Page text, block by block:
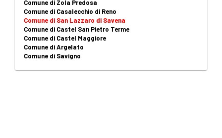
Comune di Zola Predosa
Comune di Casalecchio di Reno
Comune di San Lazzaro di Savena
Comune di Castel San Pietro Terme
Comune di Castel Maggiore
Comune di Argelato
Comune di Savigno